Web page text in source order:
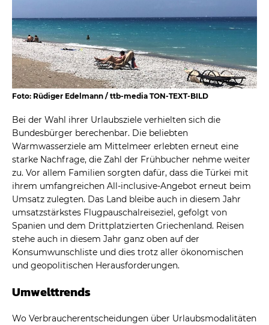
Foto: Rüdiger Edelmann / ttb-media TON-TEXT-BILD
Bei der Wahl ihrer Urlaubsziele verhielten sich die
Bundesbürger berechenbar. Die beliebten
Warmwasserziele am Mittelmeer erlebten erneut eine
starke Nachfrage, die Zahl der Frühbucher nehme weiter
zu. Vor allem Familien sorgten dafür, dass die Türkei mit
ihrem umfangreichen All-inclusive-Angebot erneut beim
Umsatz zulegten. Das Land bleibe auch in diesem Jahr
umsatzstärkstes Flugpauschalreiseziel, gefolgt von
Spanien und dem Drittplatzierten Griechenland. Reisen
stehe auch in diesem Jahr ganz oben auf der
Konsumwunschliste und dies trotz aller ökonomischen
und geopolitischen Herausforderungen.
Umwelttrends
Wo Verbraucherentscheidungen über Urlaubsmodalitäten